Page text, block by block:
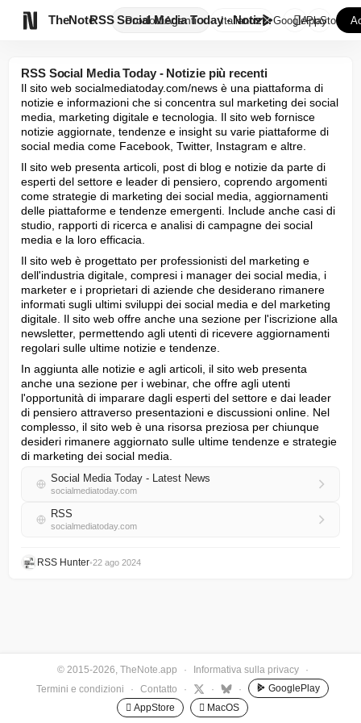
TheNote ProdottiAgenti
RSS Social Media Today - Notiz...
Italiano GooglePlay
AppStore
RSS Social Media Today - Notizie più recenti
Il sito web socialmediatoday.com/news è una piattaforma di
notizie e informazioni che si concentra sul marketing dei social
media, marketing digitale e tecnologia. Il sito web fornisce
notizie aggiornate, tendenze e insight su varie piattaforme di
social media come Facebook, Twitter, Instagram e altre.
Il sito web presenta articoli, post di blog e notizie da parte di
esperti del settore e leader di pensiero, coprendo argomenti
come strategie di marketing dei social media, aggiornamenti
delle piattaforme e tendenze emergenti. Include anche casi di
studio, rapporti di ricerca e analisi di campagne dei social
media e la loro efficacia.
Il sito web è progettato per professionisti del marketing e
dell'industria digitale, compresi i manager dei social media, i
marketer e i proprietari di aziende che desiderano rimanere
informati sugli ultimi sviluppi dei social media e del marketing
digitale. Il sito web offre anche una sezione per l'iscrizione alla
newsletter, permettendo agli utenti di ricevere aggiornamenti
regolari sulle ultime notizie e tendenze.
In aggiunta alle notizie e agli articoli, il sito web presenta
anche una sezione per i webinar, che offre agli utenti
l'opportunità di imparare dagli esperti del settore e dai leader
di pensiero attraverso presentazioni e discussioni online. Nel
complesso, il sito web è una risorsa preziosa per chiunque
desideri rimanere aggiornato sulle ultime tendenze e strategie
di marketing dei social media.
Social Media Today - Latest News
socialmediatoday.com
RSS
socialmediatoday.com
RSS Hunter•22 ago 2024
© 2015-2026, TheNote.app · Informativa sulla privacy
·
Termini e condizioni
· Contatto · · ·
GooglePlay
 AppStore
 MacOS